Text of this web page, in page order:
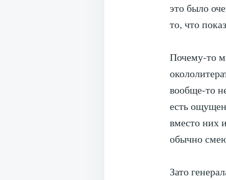
это было
то, что
Почему-то
вообще-то
есть
вместо них
обычно
Зато